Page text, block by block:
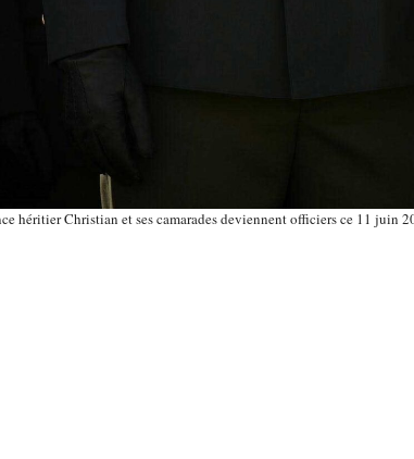
héritier Christian et ses camarades deviennent officiers ce 11 juin